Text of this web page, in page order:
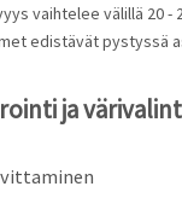
vaihtelee välillä 20
edistävät pystyssä
ja